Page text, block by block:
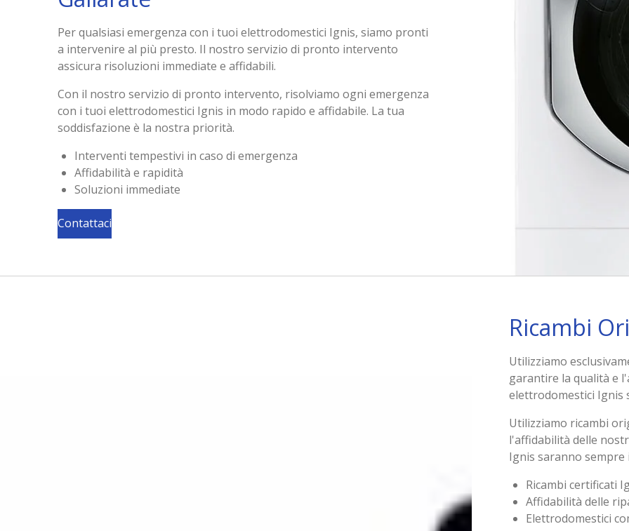
Per qualsiasi emergenza con i tuoi elettrodomestici Ignis, siamo pronti
a intervenire al più presto. Il nostro servizio di pronto intervento
assicura risoluzioni immediate e affidabili.
Con il nostro servizio di pronto intervento, risolviamo ogni emergenza
con i tuoi elettrodomestici Ignis in modo rapido e affidabile. La tua
soddisfazione è la nostra priorità.
Interventi tempestivi in caso di emergenza
Affidabilità e rapidità
Soluzioni immediate
Contattaci
Ricambi
Utilizziamo
garantire la qualità e
elettrodomestici Ignis
Utilizziamo ricambi
l'affidabilità delle
Ignis saranno
Ricambi certificati
Affidabilità delle
Elettrodomestici